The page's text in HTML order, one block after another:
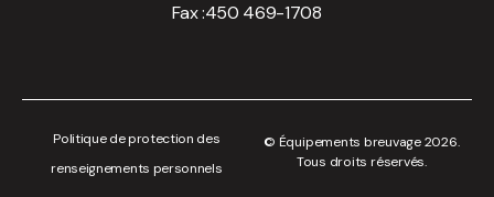
Fax :450 469-1708
Politique de protection des
renseignements personnels
© Équipements breuvage 2026.
Tous droits réservés.